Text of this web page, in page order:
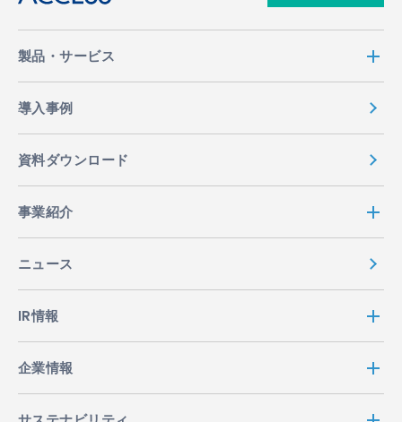
製品・サービス
導入事例
資料ダウンロード
事業紹介
ニュース
IR情報
企業情報